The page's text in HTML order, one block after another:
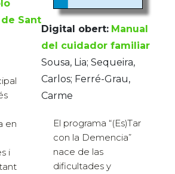
Sant
en
i
Digital obert: Manual
del cuidador familiar
Sousa, Lia; Sequeira,
Carlos; Ferré-Grau,
Carme
El programa “(Es)Tar
con la Demencia”
nace de las
dificultades y